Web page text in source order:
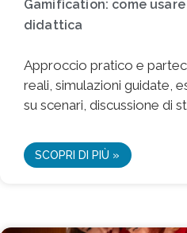
Gamification: come
didattica
Approccio pratico e
reali, simulazioni guidate,
su scenari, discussione di
SCOPRI DI PIÙ »